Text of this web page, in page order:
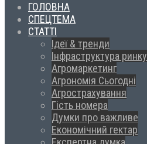
ГОЛОВНА
СПЕЦТЕМА
СТАТТІ
Ідеї & тренди
Інфраструктура ринку
Агромаркетинг
Агрономія Сьогодні
Агрострахування
Гість номера
Думки про важливе
Економічний гектар